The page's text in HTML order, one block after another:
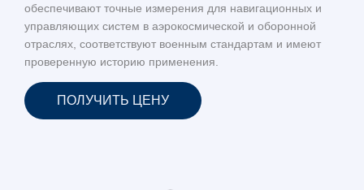
обеспечивают точные измерения для навигационных и
управляющих систем в аэрокосмической и оборонной
отраслях, соответствуют военным стандартам и имеют
проверенную историю применения.
ПОЛУЧИТЬ ЦЕНУ